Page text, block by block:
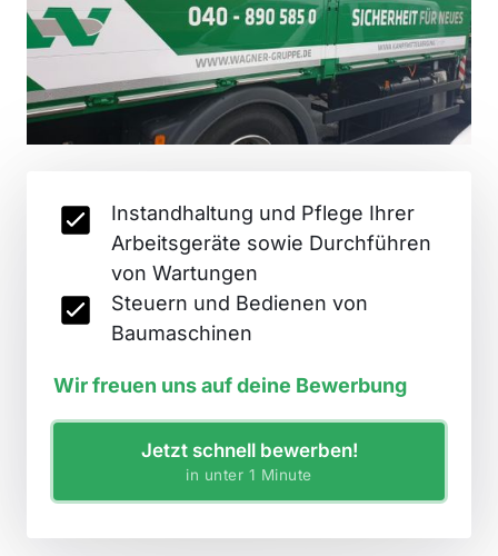
Instandhaltung und Pflege Ihrer
Arbeitsgeräte sowie Durchführen
von Wartungen
Steuern und Bedienen von
Baumaschinen
Wir freuen uns auf deine Bewerbung
Jetzt schnell bewerben!
in unter 1 Minute